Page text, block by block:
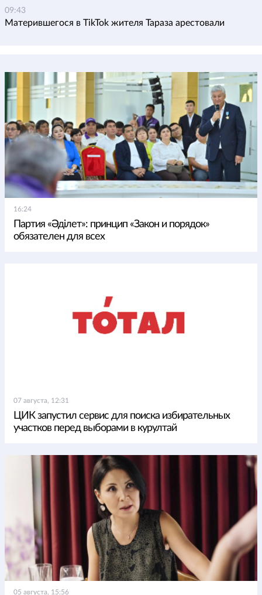
09:43
Матерившегося в TikTok жителя Тараза арестовали
16:24
Партия «Әділет»: принцип «Закон и порядок»
обязателен для всех
07 августа, 12:31
ЦИК запустил сервис для поиска избирательных
участков перед выборами в курултай
05 августа, 15:56